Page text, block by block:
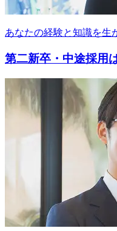
あなたの経験と知識を生
第二新卒・中途採用